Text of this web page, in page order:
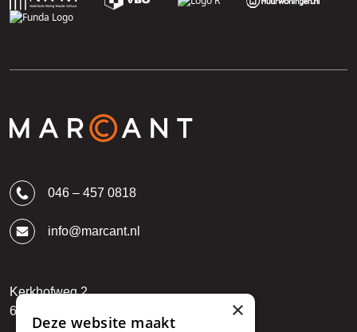
046 – 457 0818
info@marcant.nl
Kerkhofweg 2
6142 BR Einighausen
×
Deze website maakt